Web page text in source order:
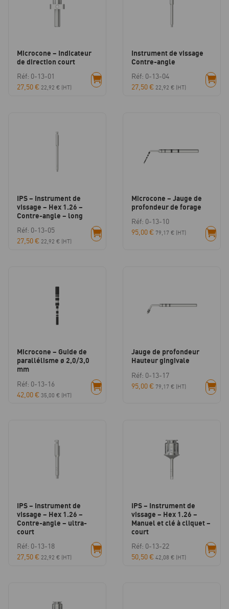
Microcone – Indicateur
de direction court
Réf: 0-13-01
27,50€ 22,92 € (HT)
Instrument de vissage
Contre-angle
Réf: 0-13-04
27,50€ 22,92 € (HT)
IPS – Instrument de
vissage – Hex 1.26 –
Contre-angle – long
Réf: 0-13-05
27,50€ 22,92 € (HT)
Microcone – Jauge de
profondeur de forage
Réf: 0-13-10
95,00€ 79,17 € (HT)
Microcone – Guide de
parallélisme ø 2,0/3,0
mm
Réf: 0-13-16
42,00€ 35,00 € (HT)
Jauge de profondeur
Hauteur gingivale
Réf: 0-13-17
95,00€ 79,17 € (HT)
IPS – Instrument de
vissage – Hex 1.26 –
Contre-angle – ultra-
court
Réf: 0-13-18
27,50€ 22,92 € (HT)
IPS – Instrument de
vissage – Hex 1.26 –
Manuel et clé à cliquet –
court
Réf: 0-13-22
50,50€ 42,08 € (HT)